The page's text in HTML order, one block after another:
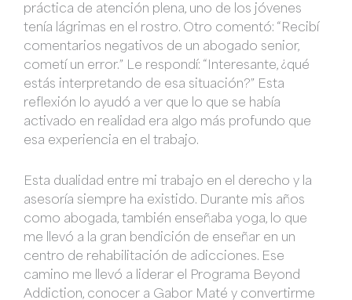
práctica de atención plena, uno de los jóvenes
tenía lágrimas en el rostro. Otro comentó: “Recibí
comentarios negativos de un abogado senior,
cometí un error.” Le respondí: “Interesante, ¿qué
estás interpretando de esa situación?” Esta
reflexión lo ayudó a ver que lo que se había
activado en realidad era algo más profundo que
esa experiencia en el trabajo.
Esta dualidad entre mi trabajo en el derecho y la
asesoría siempre ha existido. Durante mis años
como abogada, también enseñaba yoga, lo que
me llevó a la gran bendición de enseñar en un
centro de rehabilitación de adicciones. Ese
camino me llevó a liderar el Programa Beyond
Addiction, conocer a Gabor Maté y convertirme